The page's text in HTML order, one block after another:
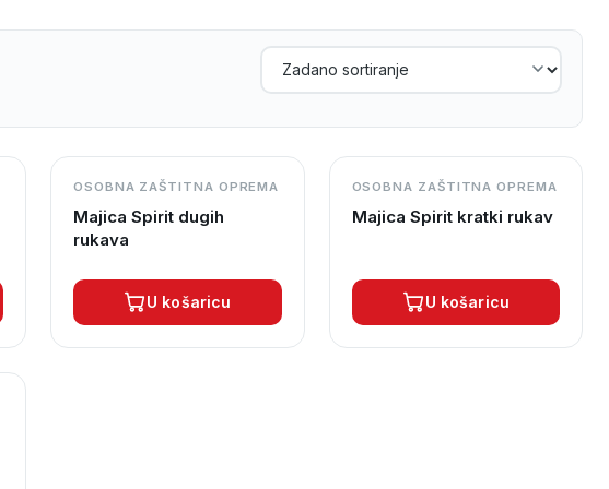
OSOBNA ZAŠTITNA OPREMA
Majica Spirit dugih
rukava
U košaricu
OSOBNA ZAŠTITNA OPREMA
Majica Spirit kratki rukav
U košaricu